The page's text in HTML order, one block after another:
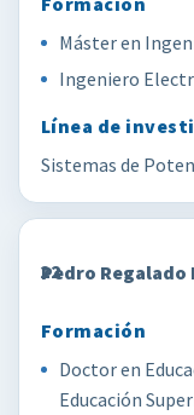
Máster en
Ingeniero
Sistemas de
22
Pedro
Doctor en
Educación